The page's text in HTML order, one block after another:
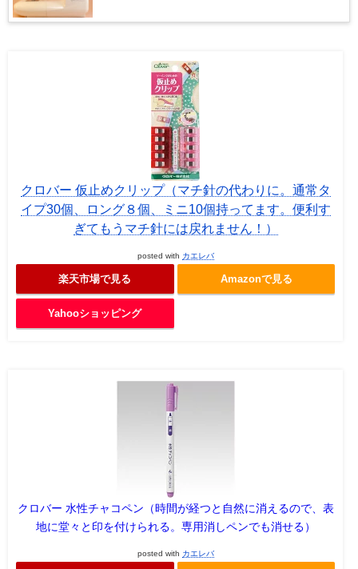
クロバー 仮止めクリップ（マチ針の代わりに。通常タ
イプ30個、ロング８個、ミニ10個持ってます。便利す
ぎてもうマチ針には戻れません！）
posted with カエレバ
楽天市場で見る Amazonで見る
Yahooショッピング
クロバー 水性チャコペン（時間が経つと自然に消えるので、表
地に堂々と印を付けられる。専用消しペンでも消せる）
posted with カエレバ